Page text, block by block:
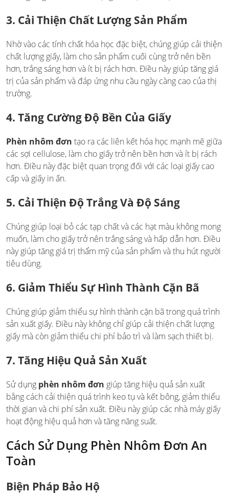
3. Cải Thiện Chất Lượng Sản Phẩm
Nhờ vào các tính chất hóa học đặc biệt, chúng giúp cải thiện
chất lượng giấy, làm cho sản phẩm cuối cùng trở nên bền
hơn, trắng sáng hơn và ít bị rách hơn. Điều này giúp tăng giá
trị của sản phẩm và đáp ứng nhu cầu ngày càng cao của thị
trường.
4. Tăng Cường Độ Bền Của Giấy
Phèn nhôm đơn tạo ra các liên kết hóa học mạnh mẽ giữa
các sợi cellulose, làm cho giấy trở nên bền hơn và ít bị rách
hơn. Điều này đặc biệt quan trọng đối với các loại giấy cao
cấp và giấy in ấn.
5. Cải Thiện Độ Trắng Và Độ Sáng
Chúng giúp loại bỏ các tạp chất và các hạt màu không mong
muốn, làm cho giấy trở nên trắng sáng và hấp dẫn hơn. Điều
này giúp tăng giá trị thẩm mỹ của sản phẩm và thu hút người
tiêu dùng.
6. Giảm Thiểu Sự Hình Thành Cặn Bã
Chúng giúp giảm thiểu sự hình thành cặn bã trong quá trình
sản xuất giấy. Điều này không chỉ giúp cải thiện chất lượng
giấy mà còn giảm thiểu chi phí bảo trì và làm sạch thiết bị.
7. Tăng Hiệu Quả Sản Xuất
Sử dụng phèn nhôm đơn giúp tăng hiệu quả sản xuất
bằng cách cải thiện quá trình keo tụ và kết bông, giảm thiểu
thời gian và chi phí sản xuất. Điều này giúp các nhà máy giấy
hoạt động hiệu quả hơn và tăng năng suất.
Cách Sử Dụng Phèn Nhôm Đơn An
Toàn
Biện Pháp Bảo Hộ